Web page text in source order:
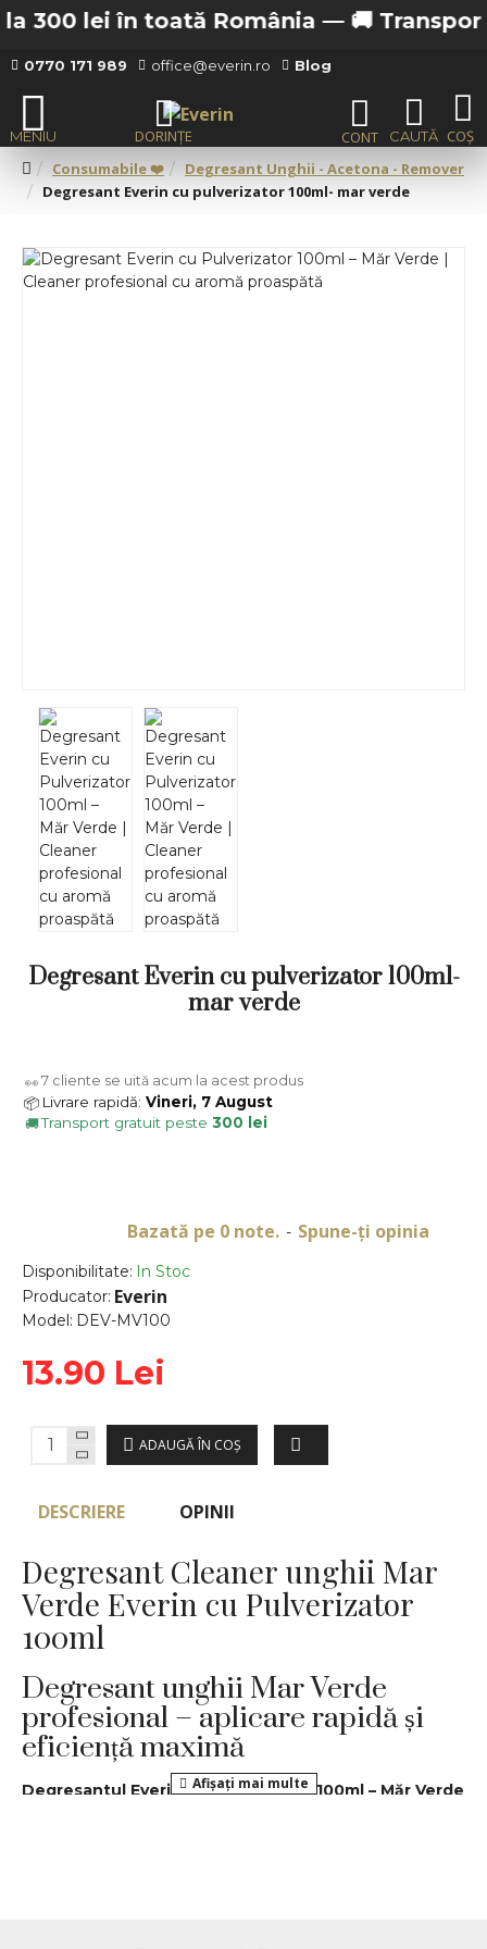
lei în toată România — 🚚 Transport
0770 171 989 office@everin.ro Blog
Consumabile ❤️
Degresant Unghii - Acetona - Remover
Degresant Everin cu pulverizator 100ml- mar verde
Degresant Everin cu pulverizator 100ml-
mar verde
Disponibilitate: In Stoc
Producator: Everin
Model: DEV-MV100
Bazată pe 0 note. - Spune-ţi opinia
13.90 Lei
ADAUGĂ ÎN COŞ
👀 7 cliente se uită acum la acest produs
📦 Livrare rapidă: Vineri, 7 August
🚚Transport gratuit peste 300 lei
DESCRIERE OPINII
Degresant Cleaner unghii Mar
Verde Everin cu Pulverizator
100ml
Degresant unghii Mar Verde
profesional – aplicare rapidă și
eficiență maximă
Degresantul Everin cu Pulverizator 100ml – Măr Verde